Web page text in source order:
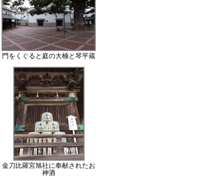
門をくぐると庭の大楠と琴平蔵
金刀比羅宮旭社に奉献されたお
神酒